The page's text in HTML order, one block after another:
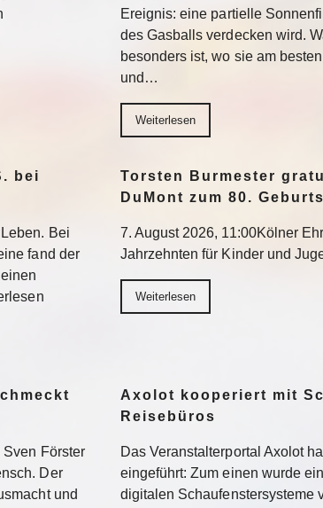
Ereignis: eine partielle
des Gasballs verdecken wird.
besonders ist, wo sie am
und…
Weiterlesen
bei
Bei
fand der
Torsten Burmester
DuMont zum 80.
7. August 2026, 11:00Kölner
Jahrzehnten für Kinder und
Weiterlesen
Sven Förster
Der
und
Axolot kooperiert mit
Reisebüros
Das Veranstalterportal Axolot
eingeführt: Zum einen wurde
digitalen Schaufenstersysteme